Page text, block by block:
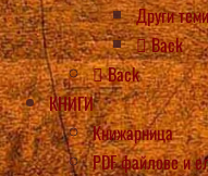
Други теми
Back
Back
КНИГИ
Книжарница
PDF файлове и